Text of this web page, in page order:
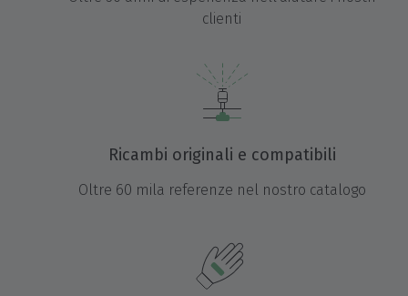
clienti
Ricambi originali e compatibili
Oltre 60 mila referenze nel nostro catalogo